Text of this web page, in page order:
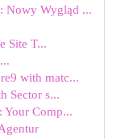
Nowy Wygląd ...
Site T...
نظام المعاون حل مُعَمَّم لـ إدارة التَّسج...
with matc...
Sector s...
Your Comp...